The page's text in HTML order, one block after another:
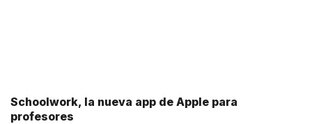
Schoolwork, la nueva app de Apple para
profesores